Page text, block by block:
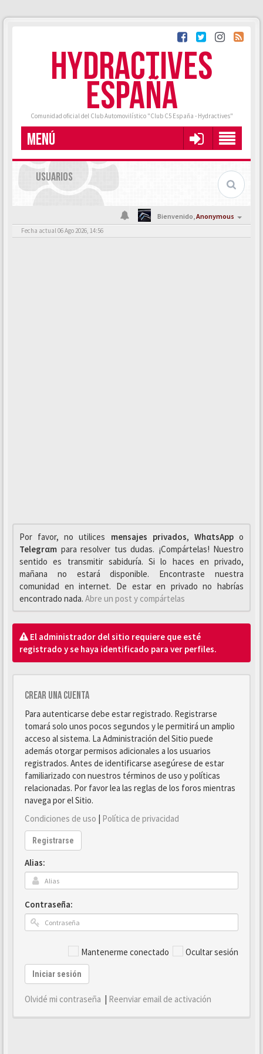
HYDRACTIVES
ESPAÑA
Comunidad oficial del Club Automovilístico "Club C5 España - Hydractives"
MENÚ
USUARIOS
Bienvenido,Anonymous
Fecha actual 06 Ago 2026, 14:56
Por favor, no utilices mensajes privados, WhαtsAppo
Telegrαm para resolver tus dudas. ¡Compártelas! Nuestro
sentido es transmitir sabiduría. Si lo haces en privado,
mañana no estará disponible. Encontraste nuestra
comunidad en internet. De estar en privado no habrías
encontrado nada. Abre un post y compártelas
El administrador del sitio requiere que esté
registrado y se haya identificado para ver perfiles.
Crear una cuenta
Para autenticarse debe estar registrado. Registrarse
tomará solo unos pocos segundos y le permitirá un amplio
acceso al sistema. La Administración del Sitio puede
además otorgar permisos adicionales a los usuarios
registrados. Antes de identificarse asegúrese de estar
familiarizado con nuestros términos de uso y políticas
relacionadas. Por favor lea las reglas de los foros mientras
navega por el Sitio.
Condiciones de uso | Política de privacidad
Registrarse
Alias:
Contraseña:
Mantenerme conectado Ocultar sesión
Iniciar sesión
Olvidé mi contraseña | Reenviar email de activación